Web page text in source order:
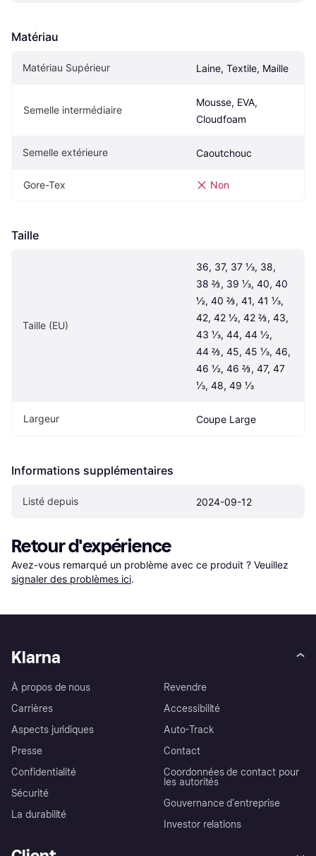
Matériau
Matériau Supérieur Laine, Textile, Maille
Semelle intermédiaire
Mousse, EVA,
Cloudfoam
Semelle extérieure Caoutchouc
Gore-Tex Non
Taille
Taille (EU)
36, 37, 37 ⅓, 38,
38 ⅔, 39 ⅓, 40, 40
½, 40 ⅔, 41, 41 ⅓,
42, 42 ½, 42 ⅔, 43,
43 ⅓, 44, 44 ½,
44 ⅔, 45, 45 ⅓, 46,
46 ½, 46 ⅔, 47, 47
⅓, 48, 49 ⅓
Largeur Coupe Large
Informations supplémentaires
Listé depuis 2024-09-12
Retour d'expérience
Avez-vous remarqué un problème avec ce produit ? Veuillez
signaler des problèmes ici.
Klarna
À propos de nous
Carrières
Aspects juridiques
Presse
Confidentialité
Sécurité
La durabilité
Revendre
Accessibilité
Auto-Track
Contact
Coordonnées de contact pour
les autorités
Gouvernance d’entreprise
Investor relations